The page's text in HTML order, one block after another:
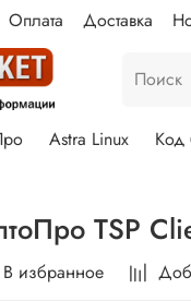
Оплата Доставка
Astra Linux Код
TSP
В избранное